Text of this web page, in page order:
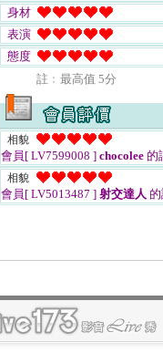
身材
表演
態度
註﹕最高值 5分
相貌
會員[ LV7599008 ] chocolee 的
相貌
會員[ LV5013487 ] 射交達人 的